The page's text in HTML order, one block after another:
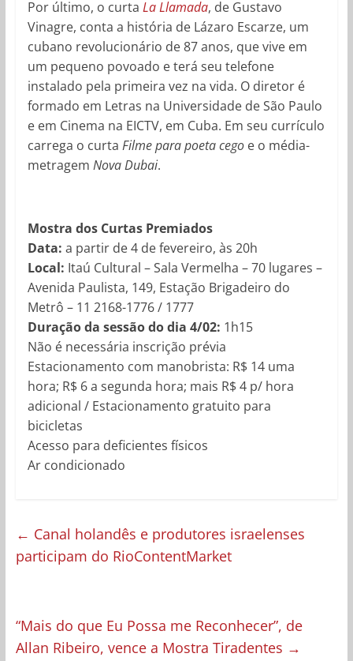
Por último, o curta La Llamada, de Gustavo
Vinagre, conta a história de Lázaro Escarze, um
cubano revolucionário de 87 anos, que vive em
um pequeno povoado e terá seu telefone
instalado pela primeira vez na vida. O diretor é
formado em Letras na Universidade de São Paulo
e em Cinema na EICTV, em Cuba. Em seu currículo
carrega o curta Filme para poeta cegoe o média-
metragem Nova Dubai.
Mostra dos Curtas Premiados
Data: a partir de 4 de fevereiro, às 20h
Local: Itaú Cultural – Sala Vermelha – 70 lugares –
Avenida Paulista, 149, Estação Brigadeiro do
Metrô – 11 2168-1776 / 1777
Duração da sessão do dia 4/02: 1h15
Não é necessária inscrição prévia
Estacionamento com manobrista: R$ 14 uma
hora; R$ 6 a segunda hora; mais R$ 4 p/ hora
adicional / Estacionamento gratuito para
bicicletas
Acesso para deficientes físicos
Ar condicionado
← Canal holandês e produtores israelenses
participam do RioContentMarket
“Mais do que Eu Possa me Reconhecer”, de
Allan Ribeiro, vence a Mostra Tiradentes →